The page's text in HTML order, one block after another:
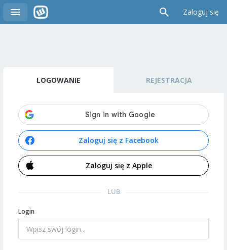
Zaloguj się
LOGOWANIE REJESTRACJA
Zaloguj się z Facebook
Zaloguj się z Apple
LUB
Login